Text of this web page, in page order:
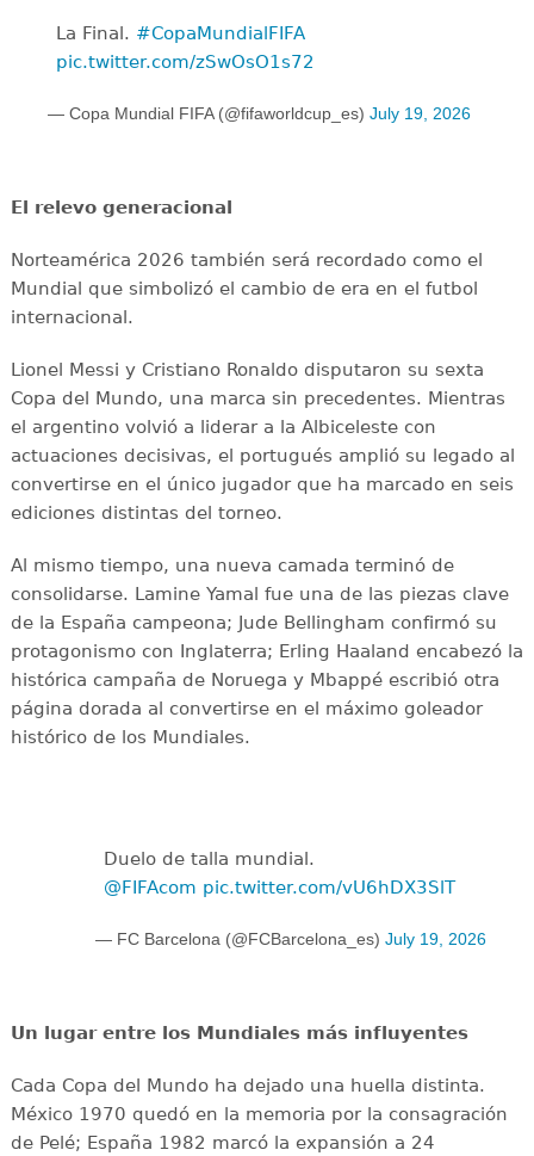
La Final. ️ #CopaMundialFIFA
pic.twitter.com/zSwOsO1s72
— Copa Mundial FIFA (@fifaworldcup_es) July 19, 2026
El relevo generacional
Norteamérica 2026 también será recordado como el
Mundial que simbolizó el cambio de era en el futbol
internacional.
Lionel Messi y Cristiano Ronaldo disputaron su sexta
Copa del Mundo, una marca sin precedentes. Mientras
el argentino volvió a liderar a la Albiceleste con
actuaciones decisivas, el portugués amplió su legado al
convertirse en el único jugador que ha marcado en seis
ediciones distintas del torneo.
Al mismo tiempo, una nueva camada terminó de
consolidarse. Lamine Yamal fue una de las piezas clave
de la España campeona; Jude Bellingham confirmó su
protagonismo con Inglaterra; Erling Haaland encabezó la
histórica campaña de Noruega y Mbappé escribió otra
página dorada al convertirse en el máximo goleador
histórico de los Mundiales.
Duelo de talla mundial.
@FIFAcom pic.twitter.com/vU6hDX3SlT
— FC Barcelona (@FCBarcelona_es) July 19, 2026
Un lugar entre los Mundiales más influyentes
Cada Copa del Mundo ha dejado una huella distinta.
México 1970 quedó en la memoria por la consagración
de Pelé; España 1982 marcó la expansión a 24